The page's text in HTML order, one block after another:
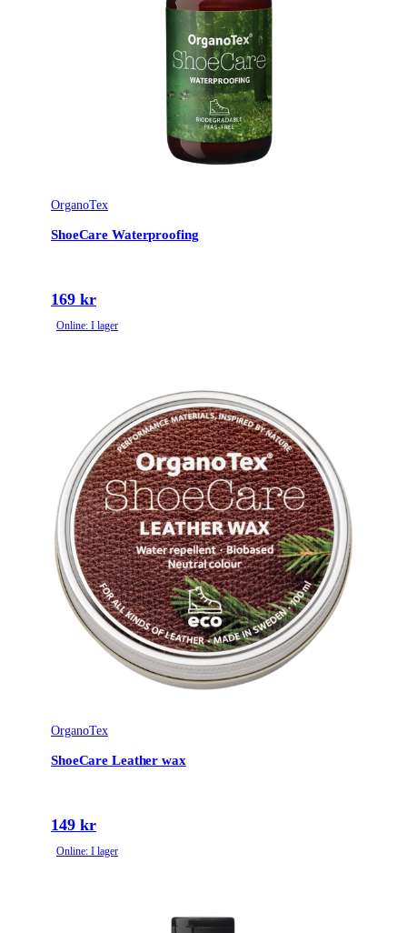
OrganoTex
ShoeCare Waterproofing
169 kr
Online: I lager
OrganoTex
ShoeCare Leather wax
149 kr
Online: I lager